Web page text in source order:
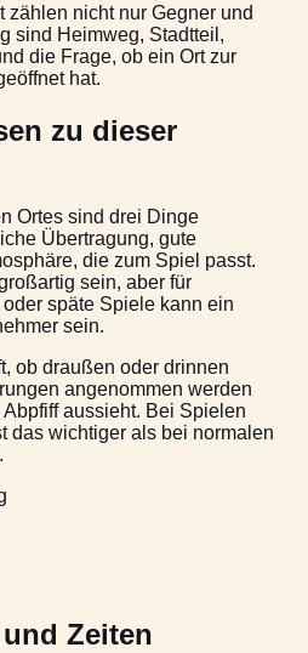
zählen nicht nur Gegner und
sind Heimweg, Stadtteil,
die Frage, ob ein Ort zur
hat.
zu dieser
Ortes sind drei Dinge
Übertragung, gute
die zum Spiel passt.
sein, aber für
späte Spiele kann ein
sein.
ob draußen oder drinnen
angenommen werden
aussieht. Bei Spielen
das wichtiger als bei normalen
Zeiten